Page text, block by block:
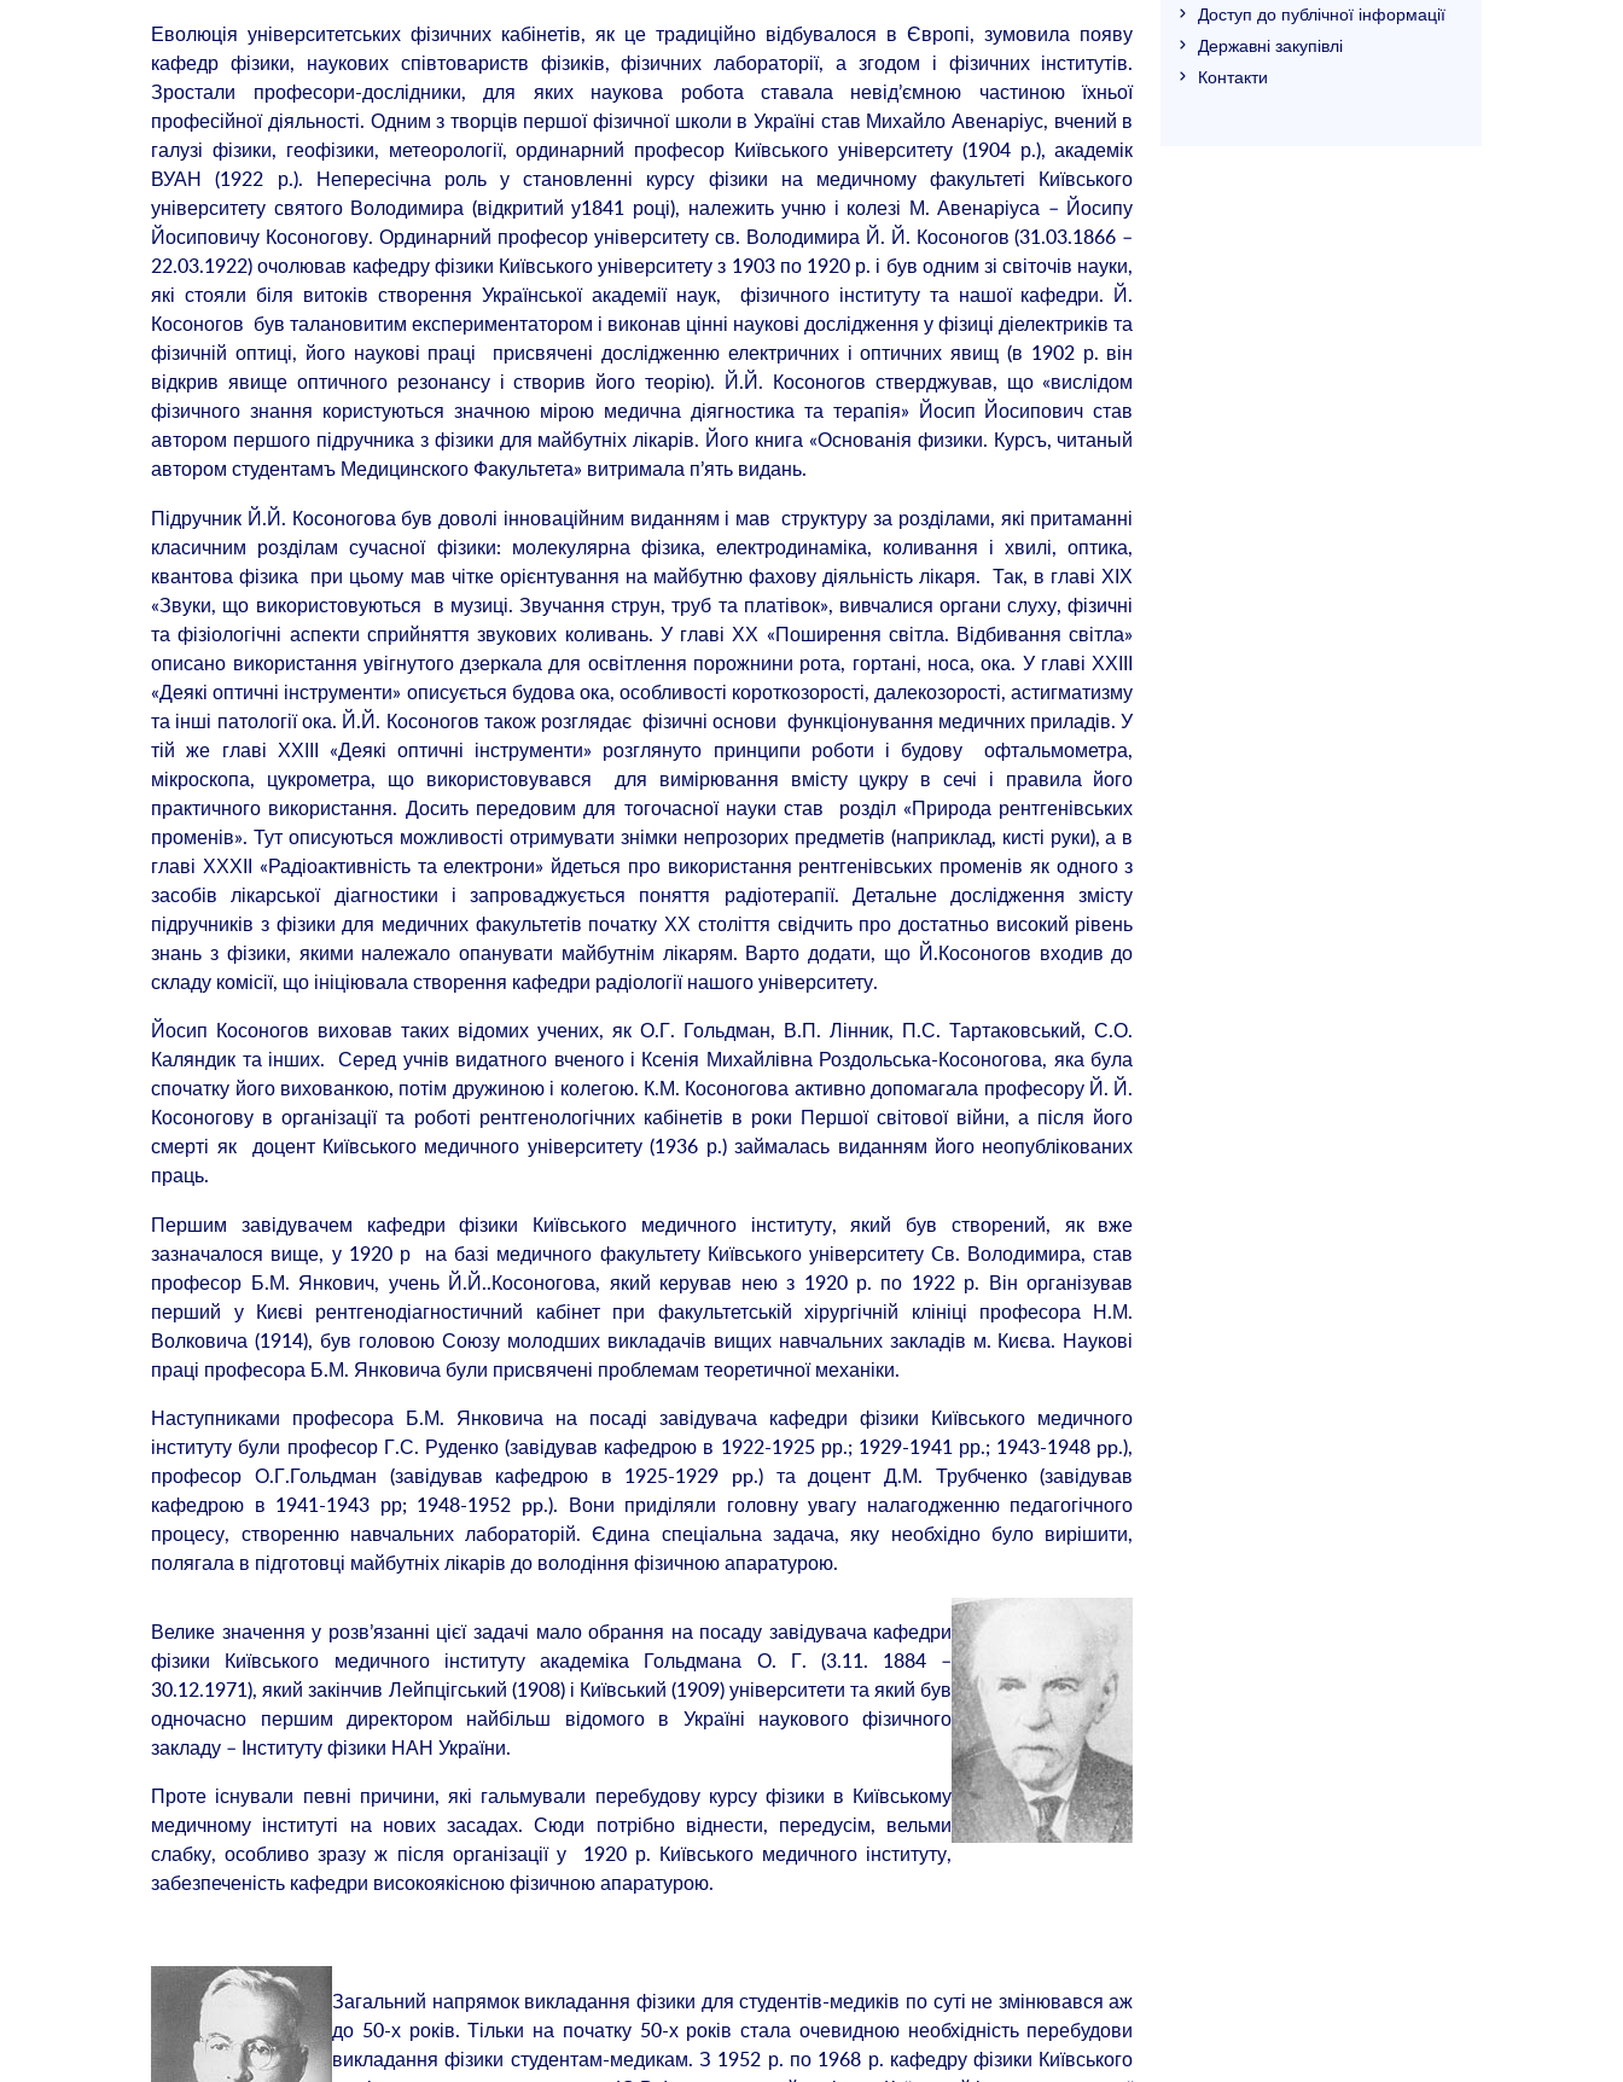
Еволюція університетських фізичних кабінетів, як це традиційно відбувалося в Європі, зумовила появу
кафедр фізики, наукових співтовариств фізиків, фізичних лабораторії, а згодом і фізичних інститутів.
Зростали професори-дослідники, для яких наукова робота ставала невід’ємною частиною їхньої
професійної діяльності. Одним з творців першої фізичної школи в Україні став Михайло Авенаріус, вчений в
галузі фізики, геофізики, метеорології, ординарний професор Київського університету (1904 р.), академік
ВУАН (1922 р.). Непересічна роль у становленні курсу фізики на медичному факультеті Київського
університету святого Володимира (відкритий у1841 році), належить учню і колезі М. Авенаріуса – Йосипу
Йосиповичу Косоногову. Ординарний професор університету св. Володимира Й. Й. Косоногов (31.03.1866 –
22.03.1922) очолював кафедру фізики Київського університету з 1903 по 1920 р. і був одним зі світочів науки,
які стояли біля витоків створення Української академії наук, фізичного інституту та нашої кафедри. Й.
Косоногов був талановитим експериментатором і виконав цінні наукові дослідження у фізиці діелектриків та
фізичній оптиці, його наукові праці присвячені дослідженню електрич­них і оптичних явищ (в 1902 р. він
відкрив явище оптичного резонансу і створив його теорію). Й.Й. Косоногов стверджував, що «вислідом
фізичного знання користуються значною мірою медична діягностика та терапія» Йосип Йосипович став
автором першого підручника з фізики для майбутніх лікарів. Його книга «Основанія физики. Курсъ, читаный
автором студентамъ Медицинского Факультета» витримала п’ять видань.
Підручник Й.Й. Косоногова був доволі інноваційним виданням і мав структуру за розділами, які притаманні
класичним розділам сучасної фізики: молекулярна фізика, електродинаміка, коливання і хвилі, оптика,
квантова фізика при цьому мав чітке орієнтування на майбутню фахову діяльність лікаря. Так, в главі ХІХ
«Звуки, що використовуються в музиці. Звучання струн, труб та платівок», вивчалися органи слуху, фізичні
та фізіологічні аспекти сприйняття звукових коливань. У главі ХХ «Поширення світла. Відбивання світла»
описано використання увігнутого дзеркала для освітлення порожнини рота, гортані, носа, ока. У главі ХХІІІ
«Деякі оптичні інструменти» описується будова ока, особливості короткозорості, далекозорості, астигматизму
та інші патології ока. Й.Й. Косоногов також розглядає фізичні основи функціонування медичних приладів. У
тій же главі ХХІІІ «Деякі оптичні інструменти» розглянуто принципи роботи і будову офтальмометра,
мікроскопа, цукрометра, що використовувався для вимірювання вмісту цукру в сечі і правила його
практичного використання. Досить передовим для тогочасної науки став розділ «Природа рентгенівських
променів». Тут описуються можливості отримувати знімки непрозорих предметів (наприклад, кисті руки), а в
главі ХХХІІ «Радіоактивність та електрони» йдеться про використання рентгенівських променів як одного з
засобів лікарської діагностики і запроваджується поняття радіотерапії. Детальне дослідження змісту
підручників з фізики для медичних факультетів початку ХХ століття свідчить про достатньо високий рівень
знань з фізики, якими належало опанувати майбутнім лікарям. Варто додати, що Й.Косоногов входив до
складу комісії, що ініціювала створення кафедри радіології нашого університету.
Йосип Косоногов виховав таких відомих учених, як О.Г. Гольдман, В.П. Лінник, П.С. Тартаковський, С.О.
Каляндик та інших. Серед учнів видатного вченого і Ксенія Михайлівна Роздольська-Косоногова, яка була
спочатку його вихованкою, потім дружиною і колегою. К.М. Косоногова активно допомагала професору Й. Й.
Косоногову в організації та роботі рентгенологічних кабінетів в роки Першої світової війни, а після його
смерті як доцент Київського медичного університету (1936 р.) займалась виданням його неопублікованих
праць.
Першим завідувачем кафедри фізики Київського медичного інституту, який був створений, як вже
зазначалося вище, у 1920 р на базі медичного факультету Київського університету Cв. Володимира, став
професор Б.М. Янкович, учень Й.Й..Косоногова, який керував нею з 1920 р. по 1922 р. Він організував
перший у Києві рентгенодіагностичний кабінет при факультетській хірургічній клініці професора Н.М.
Волковича (1914), був головою Союзу молодших викладачів вищих навчальних закладів м. Києва. Наукові
праці професора Б.М. Янковича були присвячені проблемам теоретичної механіки.
Наступниками професора Б.М. Янковича на посаді завідувача кафедри фізики Київського медичного
інституту були професор Г.С. Руденко (завідував кафедрою в 1922-1925 рр.; 1929-1941 рр.; 1943-1948 pp.),
професор О.Г.Гольдман (завідував кафедрою в 1925-1929 pp.) та доцент Д.М. Трубченко (завідував
кафедрою в 1941-1943 рр; 1948-1952 pp.). Вони приділяли головну увагу налагодженню педагогічного
процесу, створенню навчальних лабораторій. Єдина спеціальна задача, яку необхідно було вирішити,
полягала в підготовці майбутніх лікарів до володіння фізичною апаратурою.
Велике значення у розв’язанні цієї задачі мало обрання на посаду завідувача кафедри
фізики Київського медичного інституту академіка Гольдмана О. Г. (3.11. 1884 –
30.12.1971), який закінчив Лейпцігський (1908) і Київський (1909) університети та який був
одночасно першим директором найбільш відомого в Україні наукового фізичного
закладу – Інституту фізики НАН України.
Проте існували певні причини, які гальмували перебудову курсу фізики в Київському
медичному інституті на нових засадах. Сюди потрібно віднести, передусім, вельми
слабку, особливо зразу ж після організації у 1920 р. Київського медичного інституту,
забезпеченість кафедри високоякісною фізичною апаратурою.
Загальний напрямок викладання фізики для студентів-медиків по суті не змінювався аж
до 50-х років. Тільки на початку 50-х років стала очевидною необхідність перебудови
викладання фізики студентам-медикам. З 1952 р. по 1968 р. кафедру фізики Київського
Доступ до публічної інформації
Державні закупівлі
Контакти